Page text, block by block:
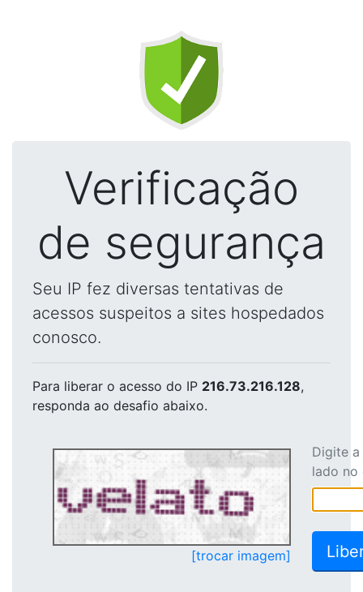
Verificação
de segurança
Seu IP fez diversas tentativas de
acessos suspeitos a sites hospedados
conosco.
Para liberar o acesso do IP 216.73.216.128,
responda ao desafio abaixo.
[trocar imagem]
Digite
lado no